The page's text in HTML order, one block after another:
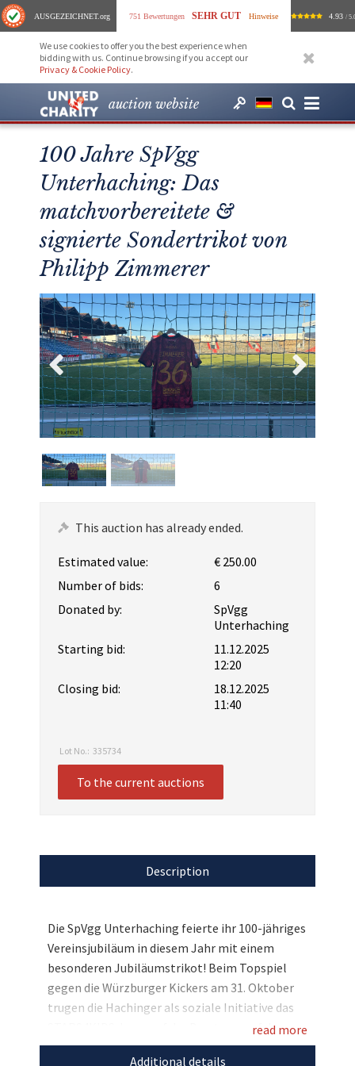
AUSGEZEICHNET.org 751 Bewertungen SEHR GUT Hinweise 4.93 /
We use cookies to offer you the best experience when
bidding with us. Continue browsing if you accept our
Privacy & Cookie Policy.
auction website
100 Jahre SpVgg
Unterhaching: Das
matchvorbereitete &
signierte Sondertrikot von
Philipp Zimmerer
This auction has already ended.
Estimated value:
€ 250.00
Number of bids:
6
Donated by:
SpVgg
Unterhaching
Starting bid:
11.12.2025
12:20
Closing bid:
18.12.2025
11:40
Lot No.: 335734
To the current auctions
Description
Die SpVgg Unterhaching feierte ihr 100-jähriges
Vereinsjubiläum in diesem Jahr mit einem
besonderen Jubiläumstrikot! Beim Topspiel
gegen die Würzburger Kickers am 31. Oktober
trugen die Hachinger als soziale Initiative das
STARS4KIDS-Logo auf der Brust, um auf das
Thema Kinderarmut aufmerksam zu machen.
read more
Additional details